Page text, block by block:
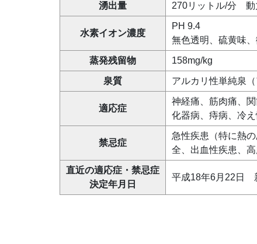
湧出量 270リットル/分 動
水素イオン濃度
PH 9.4
無色透明、硫黄味
蒸発残留物 158mg/kg
泉質 アルカリ性単純泉
適応症
神経痛、筋肉痛、
化器病、痔病、冷
禁忌症
急性疾患（特に熱
全、出血性疾患、
直近の適応症・禁忌症
決定年月日
平成18年6月22日